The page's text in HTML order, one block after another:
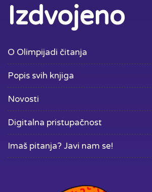
Izdvojeno
O Olimpijadi čitanja
Popis svih knjiga
Novosti
Digitalna pristupačnost
Imaš pitanja? Javi nam se!